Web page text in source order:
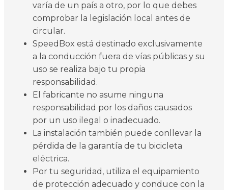
varía de un país a otro, por lo que debes
comprobar la legislación local antes de
circular.
SpeedBox está destinado exclusivamente
a la conducción fuera de vías públicas y su
uso se realiza bajo tu propia
responsabilidad.
El fabricante no asume ninguna
responsabilidad por los daños causados
por un uso ilegal o inadecuado.
La instalación también puede conllevar la
pérdida de la garantía de tu bicicleta
eléctrica.
Por tu seguridad, utiliza el equipamiento
de protección adecuado y conduce con la